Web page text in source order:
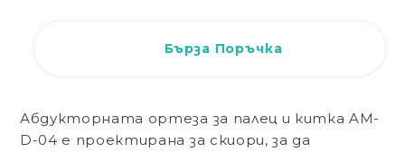
Абдукторната ортеза за палец и китка AM-
D-04 е проектирана за скиори, за да
Бърза Поръчка